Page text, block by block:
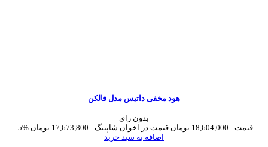
هود مخفی داتیس مدل فالکن
بدون رای
-5%
قیمت : 18,604,000 تومان قیمت در اخوان شاپینگ : 17,673,800 تومان
اضافه به سبد خرید